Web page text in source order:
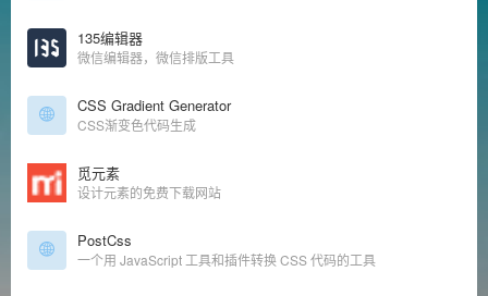
135编辑器
微信编辑器，微信排版工具
CSS Gradient Generator
CSS渐变色代码生成
觅元素
设计元素的免费下载网站
PostCss
一个用 JavaScript 工具和插件转换 CSS 代码的工具